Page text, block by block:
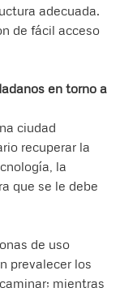
adecuada.
de fácil acceso
en torno a
ciudad
recuperar la
la
que se le debe
de uso
prevalecer los
mientras